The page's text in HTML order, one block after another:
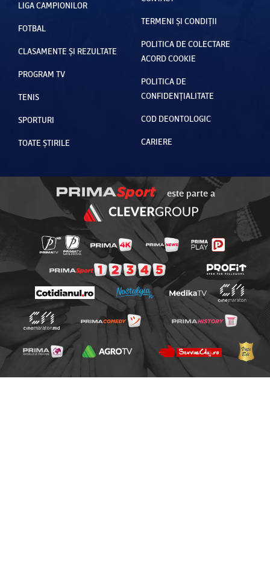
LIGA CAMPIONILOR
FOTBAL
CLASAMENTE ȘI REZULTATE
PROGRAM TV
TENIS
SPORTURI
TOATE ȘTIRILE
TERMENI ȘI CONDIȚII
POLITICA DE COLECTARE
ACORD COOKIE
POLITICA DE
CONFIDENȚIALITATE
COD DEONTOLOGIC
CARIERE
este parte a